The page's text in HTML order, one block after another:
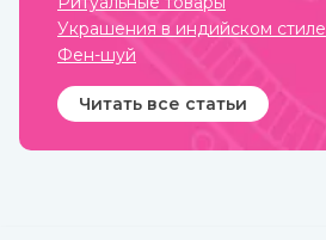
Украшения в индийском стиле
Фен-шуй
Читать все статьи